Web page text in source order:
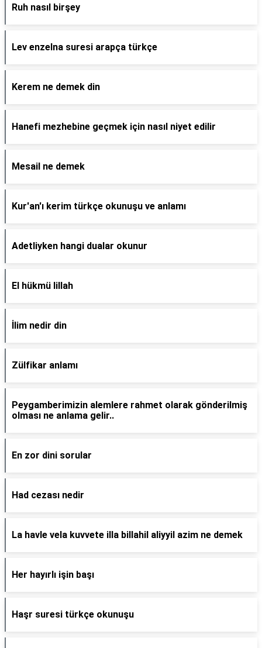
Ruh nasıl birşey
Lev enzelna suresi arapça türkçe
Kerem ne demek din
Hanefi mezhebine geçmek için nasıl niyet edilir
Mesail ne demek
Kur'an'ı kerim türkçe okunuşu ve anlamı
Adetliyken hangi dualar okunur
El hükmü lillah
İlim nedir din
Zülfikar anlamı
Peygamberimizin alemlere rahmet olarak gönderilmiş
olması ne anlama gelir..
En zor dini sorular
Had cezası nedir
La havle vela kuvvete illa billahil aliyyil azim ne demek
Her hayırlı işin başı
Haşr suresi türkçe okunuşu